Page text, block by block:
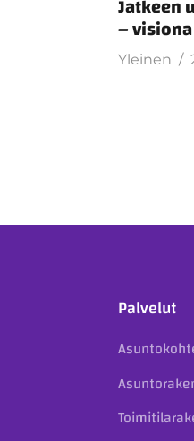
–
Yleinen
Palvelut